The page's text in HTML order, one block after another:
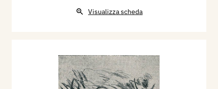
Visualizza scheda